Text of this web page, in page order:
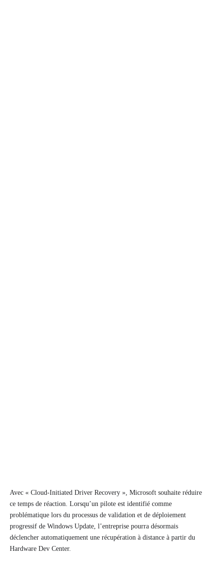
Avec « Cloud-Initiated Driver Recovery », Microsoft souhaite réduire
ce temps de réaction. Lorsqu’un pilote est identifié comme
problématique lors du processus de validation et de déploiement
progressif de Windows Update, l’entreprise pourra désormais
déclencher automatiquement une récupération à distance à partir du
Hardware Dev Center.